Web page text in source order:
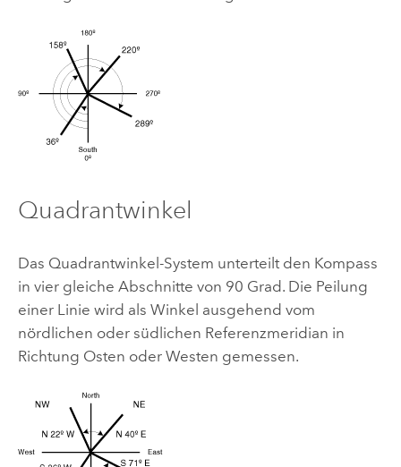
Quadrantwinkel
Das Quadrantwinkel-System unterteilt den Kompass
in vier gleiche Abschnitte von 90 Grad. Die Peilung
einer Linie wird als Winkel ausgehend vom
nördlichen oder südlichen Referenzmeridian in
Richtung Osten oder Westen gemessen.